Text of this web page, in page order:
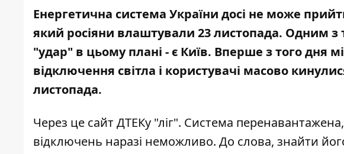
Енергетична система України досі не може
який росіяни влаштували 23 листопада. Одним з
"удар" в цьому плані - є Київ. Вперше з того дня
відключення світла і користувачі масово
листопада.
Через це сайт ДТЕКу "ліг". Система
відключень наразі неможливо. До слова, знайти